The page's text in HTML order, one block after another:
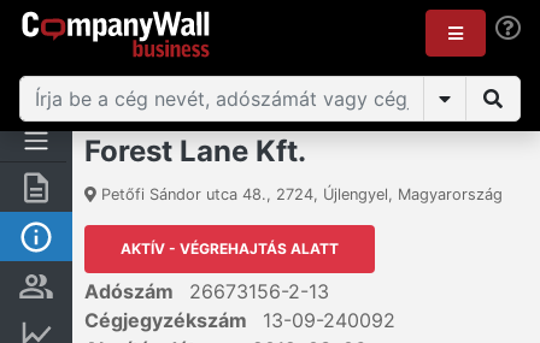
Összegzés
Alap információk
Személyek és tulajdonjog
Pénzügyi információk
Forest Lane Kft.
Petőfi Sándor utca 48., 2724, Újlengyel, Magyarország
AKTÍV - VÉGREHAJTÁS ALATT
Adószám
26673156-2-13
Cégjegyzékszám
13-09-240092